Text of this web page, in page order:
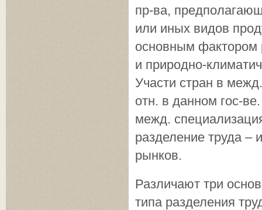
пр-ва,
или иных видов
основным фактором
и природно-
Участи стран в
отн. в данном гос-
межд.
разделение труда
рынков.
Раз­личают три
типа разделения